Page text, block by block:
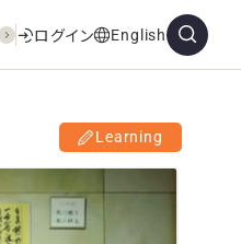
ログイン English
Learning